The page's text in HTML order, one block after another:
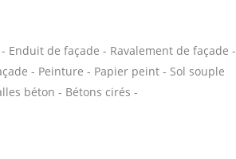
de façade - Ravalement de façade -
- Peinture - Papier peint - Sol souple
béton - Bétons cirés -